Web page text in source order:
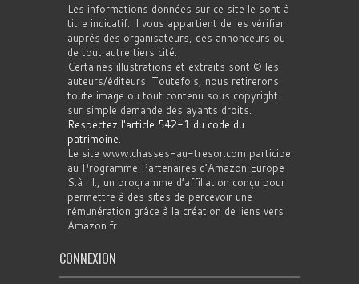
Les informations données sur ce site le sont à
titre indicatif. Il vous appartient de les vérifier
auprès des organisateurs, des annonceurs ou
de tout autre tiers cité.
Certaines illustrations et extraits sont © les
auteurs/éditeurs. Toutefois, nous retirerons
toute image ou tout contenu sous copyright
sur simple demande des ayants droits.
Respectez l'article 542-1 du code du
patrimoine.
Le site www.chasses-au-tresor.com participe
au Programme Partenaires d’Amazon Europe
S.à r.l., un programme d’affiliation conçu pour
permettre à des sites de percevoir une
rémunération grâce à la création de liens vers
Amazon.fr
CONNEXION